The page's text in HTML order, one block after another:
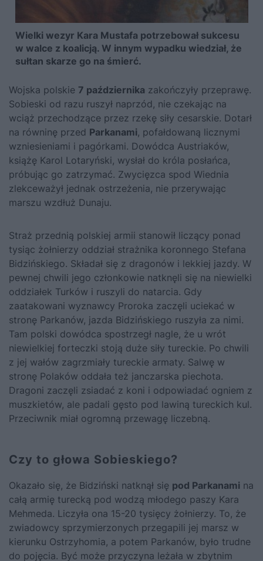
Wielki wezyr Kara Mustafa potrzebował sukcesu
w walce z koalicją. W innym wypadku wiedział, że
sułtan skarze go na śmierć.
Wojska polskie 7 października zakończyły przeprawę.
Sobieski od razu ruszył naprzód, nie czekając na
wciąż przechodzące przez rzekę siły cesarskie. Dotarł
na równinę przed Parkanami, pofałdowaną licznymi
wzniesieniami i pagórkami. Dowódca Austriaków,
książę Karol Lotaryński, wysłał do króla posłańca,
próbując go zatrzymać. Zwycięzca spod Wiednia
zlekceważył jednak ostrzeżenia, nie przerywając
marszu wzdłuż Dunaju.
Straż przednią polskiej armii stanowił liczący ponad
tysiąc żołnierzy oddział strażnika koronnego Stefana
Bidzińskiego. Składał się z dragonów i lekkiej jazdy. W
pewnej chwili jego członkowie natknęli się na niewielki
oddziałek Turków i ruszyli do natarcia. Gdy
zaatakowani wyznawcy Proroka zaczęli uciekać w
stronę Parkanów, jazda Bidzińskiego ruszyła za nimi.
Tam polski dowódca spostrzegł nagle, że u wrót
niewielkiej forteczki stoją duże siły tureckie. Po chwili
z jej wałów zagrzmiały tureckie armaty. Salwę w
stronę Polaków oddała też janczarska piechota.
Dragoni zaczęli zsiadać z koni i odpowiadać ogniem z
muszkietów, ale padali gęsto pod lawiną tureckich kul.
Przeciwnik miał ogromną przewagę liczebną.
Czy to głowa Sobieskiego?
Okazało się, że Bidziński natknął się pod Parkanami na
całą armię turecką pod wodzą młodego paszy Kara
Mehmeda. Liczyła ona 15-20 tysięcy żołnierzy. To, że
zwiadowcy sprzymierzonych przegapili jej marsz w
kierunku Ostrzyhomia, a potem Parkanów, było trudne
do pojęcia. Być może przyczyna leżała w zbytnim